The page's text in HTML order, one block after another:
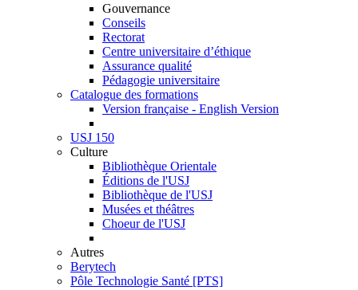
Gouvernance
Conseils
Rectorat
Centre universitaire d’éthique
Assurance qualité
Pédagogie universitaire
Catalogue des formations
Version française - English Version
USJ 150
Culture
Bibliothèque Orientale
Éditions de l'USJ
Bibliothèque de l'USJ
Musées et théâtres
Choeur de l'USJ
Autres
Berytech
Pôle Technologie Santé [PTS]